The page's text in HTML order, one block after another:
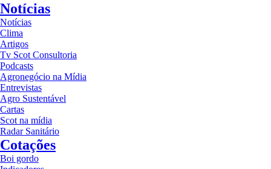
Notícias
Notícias
Clima
Artigos
Tv Scot Consultoria
Podcasts
Agronegócio na Mídia
Entrevistas
Agro Sustentável
Cartas
Scot na mídia
Radar Sanitário
Cotações
Boi gordo